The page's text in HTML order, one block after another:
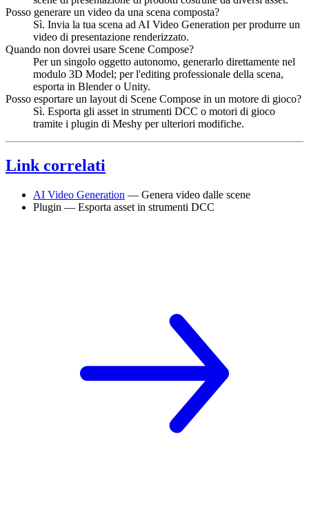
Posso generare un video da una scena composta?
Sì. Invia la tua scena ad AI Video Generation per produrre un
video di presentazione renderizzato.
Quando non dovrei usare Scene Compose?
Per un singolo oggetto autonomo, generarlo direttamente nel
modulo 3D Model; per l'editing professionale della scena,
esporta in Blender o Unity.
Posso esportare un layout di Scene Compose in un motore di gioco?
Sì. Esporta gli asset in strumenti DCC o motori di gioco
tramite i plugin di Meshy per ulteriori modifiche.
Link correlati
AI Video Generation — Genera video dalle scene
Plugin — Esporta asset in strumenti DCC